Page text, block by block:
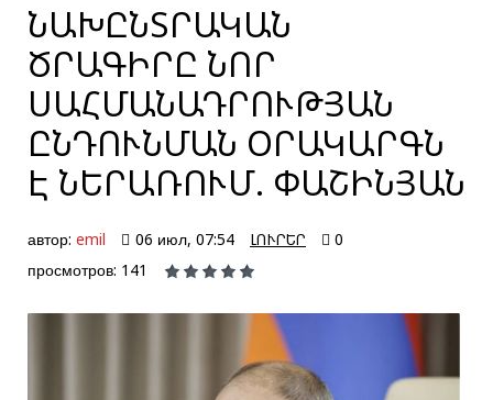
ՆԱԽԸՆՏՐԱԿԱՆ
ԾՐԱԳԻՐԸ ՆՈՐ
ՍԱՀՄԱՆԱԴՐՈՒԹՅԱՆ
ԸՆԴՈՒՆՄԱՆ ՕՐԱԿԱՐԳՆ
Է ՆԵՐԱՌՈՒՄ. ՓԱՇԻՆՅԱՆ
автор: emil 06 июл, 07:54 ԼՈՒՐԵՐ
0
просмотров: 141